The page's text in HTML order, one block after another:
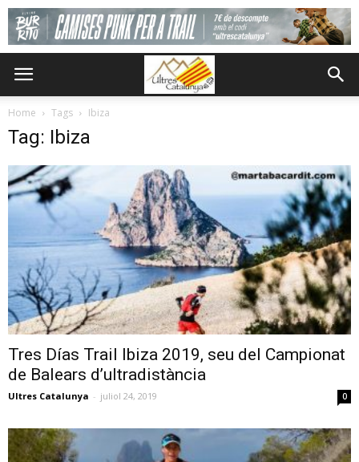
Home Tags Ibiza
Tag: Ibiza
Tres Días Trail Ibiza 2019, seu del Campionat
de Balears d’ultradistància
Ultres Catalunya - juliol 24, 2019 0